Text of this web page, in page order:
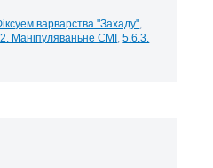
варварства "Захаду"
Маніпуляваньне СМІ ,5.6.3.